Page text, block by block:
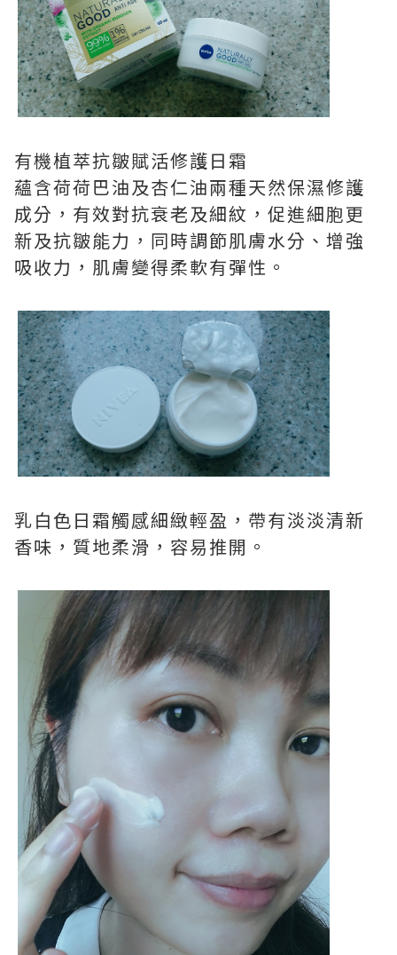
有機植萃抗皺賦活修護日霜
蘊含荷荷巴油及杏仁油兩種天然保濕修護
成分，有效對抗衰老及細紋，促進細胞更
新及抗皺能力，同時調節肌膚水分、增強
吸收力，肌膚變得柔軟有彈性。
乳白色日霜觸感細緻輕盈，帶有淡淡清新
香味，質地柔滑，容易推開。